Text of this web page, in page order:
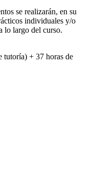
se realizarán, en su
individuales y/o
lo largo del curso.
tutoría) + 37 horas de